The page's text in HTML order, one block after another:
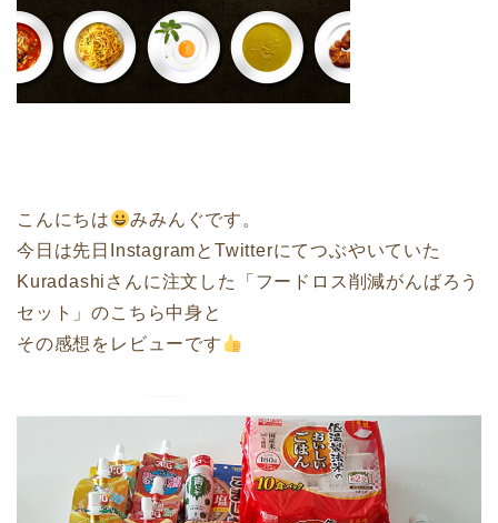
こんにちは
みみんぐです。
今日は先日InstagramとTwitterにてつぶやいていた
Kuradashiさんに注文した「フードロス削減がんばろう
セット」のこちら中身と
その感想をレビューです